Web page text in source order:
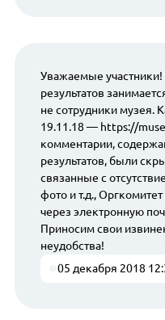
Уважаемые
результатов
не сотрудники музея.
19.11.18 — https://
комментарии,
результатов, были
связанные с
фото и т.д.,
через электронную
Приносим свои
неудобства!
05 декабря 2018